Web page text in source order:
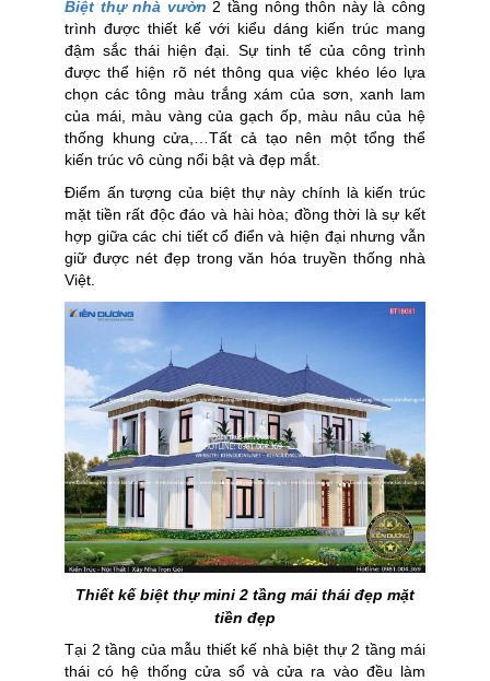
Biệt thự nhà vườn 2 tầng nông thôn này là công
trình được thiết kế với kiểu dáng kiến trúc mang
đậm sắc thái hiện đại. Sự tinh tế của công trình
được thể hiện rõ nét thông qua việc khéo léo lựa
chọn các tông màu trắng xám của sơn, xanh lam
của mái, màu vàng của gạch ốp, màu nâu của hệ
thống khung cửa,…Tất cả tạo nên một tổng thể
kiến trúc vô cùng nổi bật và đẹp mắt.
Điểm ấn tượng của biệt thự này chính là kiến trúc
mặt tiền rất độc đáo và hài hòa; đồng thời là sự kết
hợp giữa các chi tiết cổ điển và hiện đại nhưng vẫn
giữ được nét đẹp trong văn hóa truyền thống nhà
Việt.
Thiết kế biệt thự mini 2 tầng mái thái đẹp mặt
tiền đẹp
Tại 2 tầng của mẫu thiết kế nhà biệt thự 2 tầng mái
thái có hệ thống cửa sổ và cửa ra vào đều làm